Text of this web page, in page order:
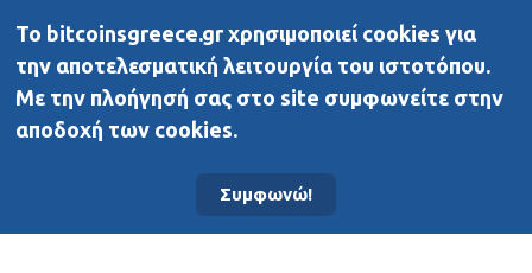
BitcoinsGreece
Νέα
To bitcoinsgreece.gr χρησιμοποιεί cookies για
την αποτελεσματική λειτουργία του ιστοτόπου.
Με την πλοήγησή σας στο site συμφωνείτε στην
αποδοχή των cookies.
Συμφωνώ!